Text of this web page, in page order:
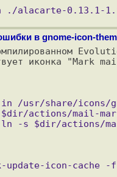
в gnome-icon-
иконка "Mark